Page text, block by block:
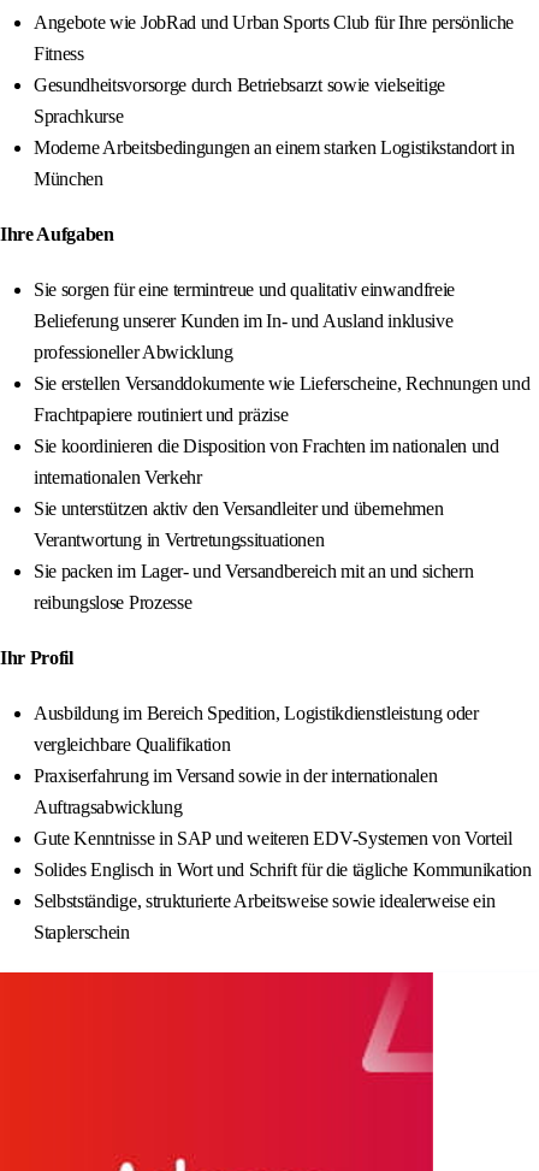
Angebote wie JobRad und Urban Sports Club für Ihre persönliche
Fitness
Gesundheitsvorsorge durch Betriebsarzt sowie vielseitige
Sprachkurse
Moderne Arbeitsbedingungen an einem starken Logistikstandort in
München
Ihre Aufgaben
Sie sorgen für eine termintreue und qualitativ einwandfreie
Belieferung unserer Kunden im In- und Ausland inklusive
professioneller Abwicklung
Sie erstellen Versanddokumente wie Lieferscheine, Rechnungen und
Frachtpapiere routiniert und präzise
Sie koordinieren die Disposition von Frachten im nationalen und
internationalen Verkehr
Sie unterstützen aktiv den Versandleiter und übernehmen
Verantwortung in Vertretungssituationen
Sie packen im Lager- und Versandbereich mit an und sichern
reibungslose Prozesse
Ihr Profil
Ausbildung im Bereich Spedition, Logistikdienstleistung oder
vergleichbare Qualifikation
Praxiserfahrung im Versand sowie in der internationalen
Auftragsabwicklung
Gute Kenntnisse in SAP und weiteren EDV-Systemen von Vorteil
Solides Englisch in Wort und Schrift für die tägliche Kommunikation
Selbstständige, strukturierte Arbeitsweise sowie idealerweise ein
Staplerschein